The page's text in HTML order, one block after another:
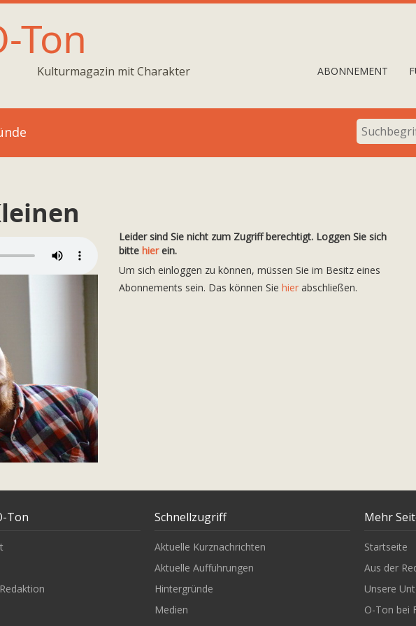
Ton
Kulturmagazin mit Charakter ABONNEMENT
Leider sind Sie nicht zum Zugriff berechtigt. Loggen Sie sich
bittehierein.
Um sich einloggen zu können, müssen Sie im Besitz eines
Abonnements sein. Das können Siehier abschließen.
Ton Schnellzugriff
Aktuelle Kurznachrichten
Aktuelle Aufführungen
Hintergründe
Medien
Mehr
Startseite
Aus der
Unsere
O-Ton bei